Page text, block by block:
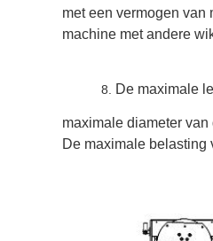
met een vermogen van
machine met andere
De maximale
maximale diameter
De maximale belasting